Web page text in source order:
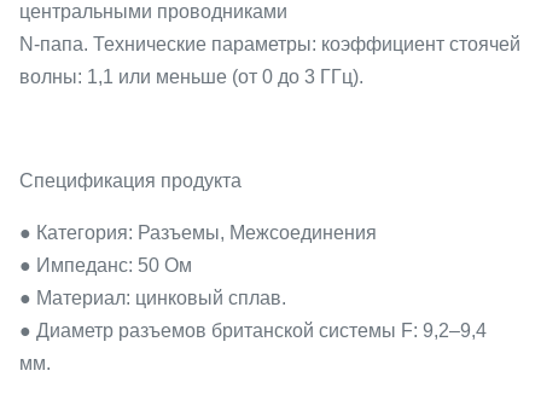
центральными проводниками
N-папа. Технические параметры: коэффициент стоячей
волны: 1,1 или меньше (от 0 до 3 ГГц).
Спецификация продукта
● Категория: Разъемы, Межсоединения
● Импеданс: 50 Ом
● Материал: цинковый сплав.
● Диаметр разъемов британской системы F: 9,2–9,4
мм.